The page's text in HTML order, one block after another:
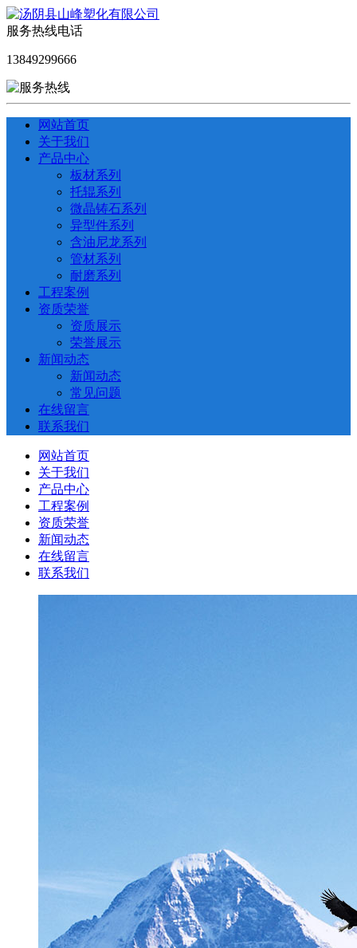
服务热线电话
13849299666
网站首页
关于我们
产品中心
板材系列
托辊系列
微晶铸石系列
异型件系列
含油尼龙系列
管材系列
耐磨系列
工程案例
资质荣誉
资质展示
荣誉展示
新闻动态
新闻动态
常见问题
在线留言
联系我们
网站首页
关于我们
产品中心
工程案例
资质荣誉
新闻动态
在线留言
联系我们